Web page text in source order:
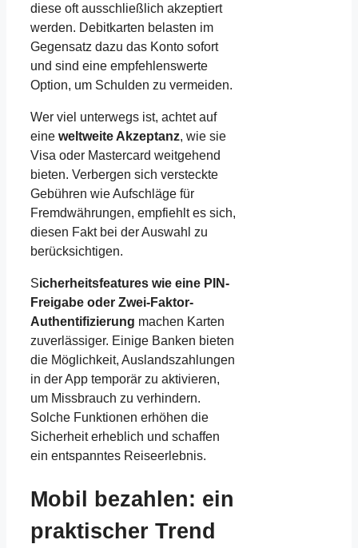
diese oft ausschließlich akzeptiert
werden. Debitkarten belasten im
Gegensatz dazu das Konto sofort
und sind eine empfehlenswerte
Option, um Schulden zu vermeiden.
Wer viel unterwegs ist, achtet auf
eine weltweite Akzeptanz, wie sie
Visa oder Mastercard weitgehend
bieten. Verbergen sich versteckte
Gebühren wie Aufschläge für
Fremdwährungen, empfiehlt es sich,
diesen Fakt bei der Auswahl zu
berücksichtigen.
Sicherheitsfeatures wie eine PIN-
Freigabe oder Zwei-Faktor-
Authentifizierung machen Karten
zuverlässiger. Einige Banken bieten
die Möglichkeit, Auslandszahlungen
in der App temporär zu aktivieren,
um Missbrauch zu verhindern.
Solche Funktionen erhöhen die
Sicherheit erheblich und schaffen
ein entspanntes Reiseerlebnis.
Mobil bezahlen: ein
praktischer Trend